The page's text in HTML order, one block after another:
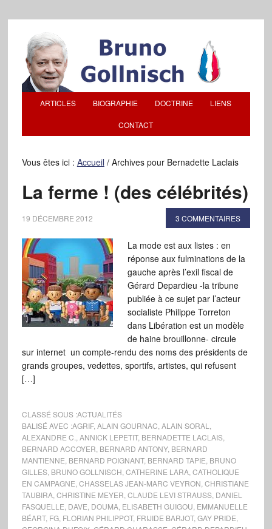
ARTICLES BIOGRAPHIE DOCTRINE LIENS
CONTACT
Vous êtes ici : Accueil /Archives pour Bernadette Laclais
La ferme ! (des célébrités)
19 DÉCEMBRE 2012 3 COMMENTAIRES
La mode est aux listes : en
réponse aux fulminations de la
gauche après l’exil fiscal de
Gérard Depardieu -la tribune
publiée à ce sujet par l’acteur
socialiste Philippe Torreton
dans Libération est un modèle
de haine brouillonne- circule
sur internet un compte-rendu des noms des présidents de
grands groupes, vedettes, sportifs, artistes, qui refusent
[…]
CLASSÉ SOUS :ACTUALITÉS
BALISÉ AVEC :AGRIF, ALAIN GOURNAC ALAIN SORAL
ALEXANDRE C. ANNICK LEPETIT, BERNADETTE LACLAIS,
BERNARD ACCOYER BERNARD ANTONY, BERNARD
MANTIENNE BERNARD POIGNANT, BERNARD TAPIE BRUNO
GILLES, BRUNO GOLLNISCH CATHERINE LARA, CATHOLIQUE
EN CAMPAGNE CHASSELAS JEAN-MARC VEYRON CHRISTIANE
TAUBIRA, CHRISTINE MEYER CLAUDE LEVI STRAUSS, DANIEL
FASQUELLE DAVE DOUMA, ELISABETH GUIGOU EMMANUELLE
BÉART, FG, FLORIAN PHILIPPOT, FRIJIDE BARJOT, GAY PRIDE